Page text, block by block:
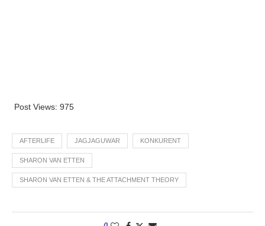
Post Views: 975
AFTERLIFE JAGJAGUWAR KONKURENT
SHARON VAN ETTEN
SHARON VAN ETTEN & THE ATTACHMENT THEORY